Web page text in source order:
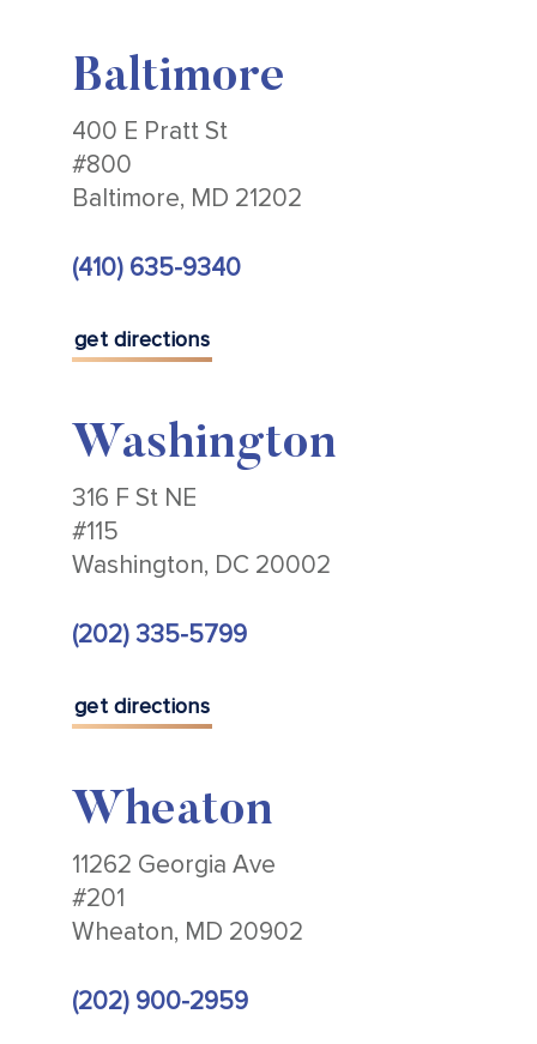
Baltimore
400 E Pratt St
#800
Baltimore, MD 21202
(410) 635-9340
get directions
Washington
316 F St NE
#115
Washington, DC 20002
(202) 335-5799
get directions
Wheaton
11262 Georgia Ave
#201
Wheaton, MD 20902
(202) 900-2959